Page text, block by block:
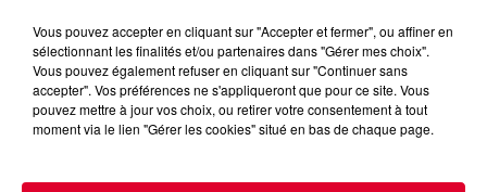
Le trio russe sort cette semaine son nouveau morceau
Buuren.
Vous pouvez accepter en cliquant sur "Accepter et fermer", ou affiner en
sélectionnant les finalités et/ou partenaires dans "Gérer mes choix".
Vous pouvez également refuser en cliquant sur "Continuer sans
accepter". Vos préférences ne s'appliqueront que pour ce site. Vous
pouvez mettre à jour vos choix, ou retirer votre consentement à tout
moment via le lien "Gérer les cookies" situé en bas de chaque page.